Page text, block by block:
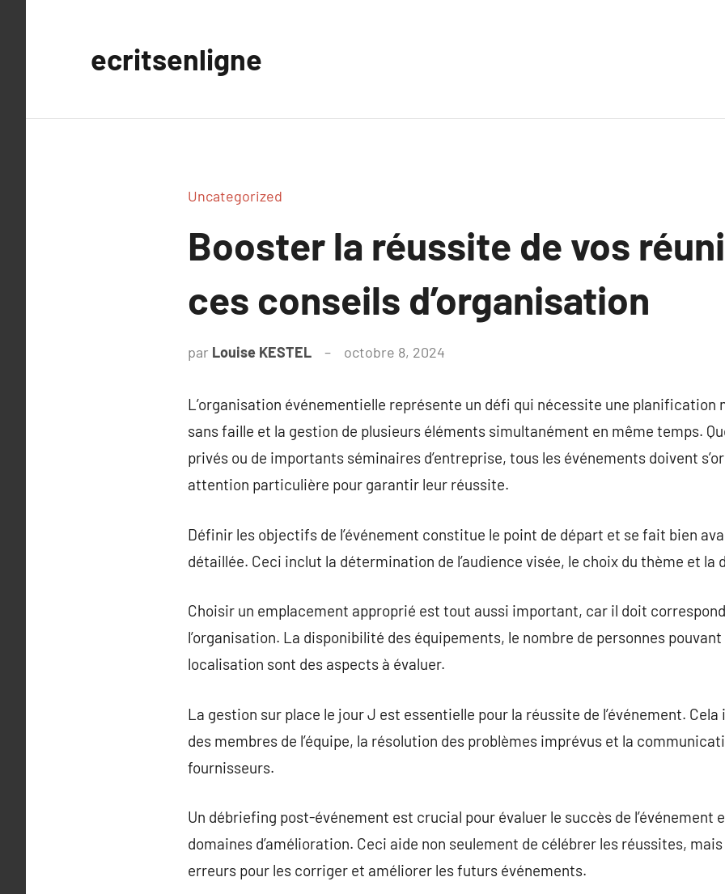
ecritsenligne
Uncategorized
Booster la réussite de vos
ces conseils d’organisation
par Louise KESTEL octobre 8, 2024
L’organisation événementielle représente un défi qui nécessite une planification
sans faille et la gestion de plusieurs éléments simultanément en même temps.
privés ou de importants séminaires d’entreprise, tous les événements doivent
attention particulière pour garantir leur réussite.
Définir les objectifs de l’événement constitue le point de départ et se fait bien
détaillée. Ceci inclut la détermination de l’audience visée, le choix du thème et
Choisir un emplacement approprié est tout aussi important, car il doit
l’organisation. La disponibilité des équipements, le nombre de personnes
localisation sont des aspects à évaluer.
La gestion sur place le jour J est essentielle pour la réussite de l’événement.
des membres de l’équipe, la résolution des problèmes imprévus et la
fournisseurs.
Un débriefing post-événement est crucial pour évaluer le succès de l’événement
domaines d’amélioration. Ceci aide non seulement de célébrer les réussites,
erreurs pour les corriger et améliorer les futurs événements.